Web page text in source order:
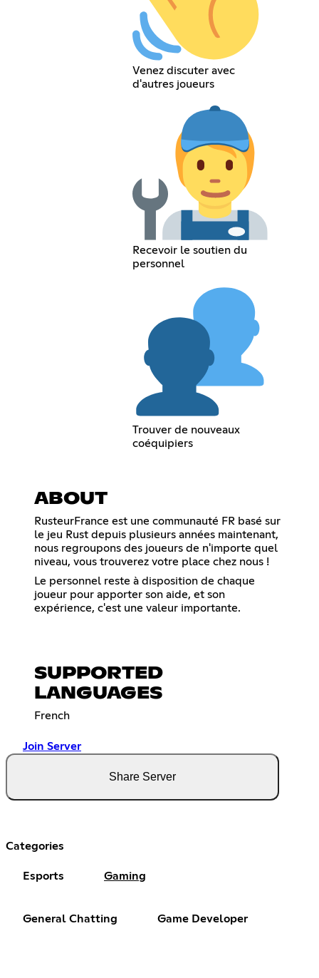
Venez discuter avec
d'autres joueurs
Recevoir le soutien du
personnel
Trouver de nouveaux
coéquipiers
ABOUT
RusteurFrance est une communauté FR basé sur
le jeu Rust depuis plusieurs années maintenant,
nous regroupons des joueurs de n'importe quel
niveau, vous trouverez votre place chez nous !
Le personnel reste à disposition de chaque
joueur pour apporter son aide, et son
expérience, c'est une valeur importante.
SUPPORTED
LANGUAGES
French
Join Server
Share Server
Categories
Esports Gaming
General Chatting Game Developer